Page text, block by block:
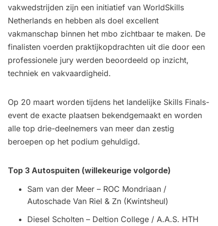
vakwedstrijden zijn een initiatief van WorldSkills
Netherlands en hebben als doel excellent
vakmanschap binnen het mbo zichtbaar te maken. De
finalisten voerden praktijkopdrachten uit die door een
professionele jury werden beoordeeld op inzicht,
techniek en vakvaardigheid.
Op 20 maart worden tijdens het landelijke Skills Finals-
event de exacte plaatsen bekendgemaakt en worden
alle top drie-deelnemers van meer dan zestig
beroepen op het podium gehuldigd.
Top 3 Autospuiten (willekeurige volgorde)
Sam van der Meer – ROC Mondriaan /
Autoschade Van Riel & Zn (Kwintsheul)
Diesel Scholten – Deltion College / A.A.S. HTH